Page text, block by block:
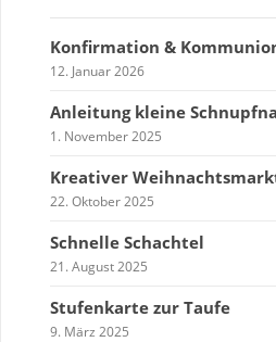
Konfirmation &
12. Januar 2026
Anleitung kleine
1. November 2025
Kreativer
22. Oktober 2025
Schnelle Schachtel
21. August 2025
Stufenkarte zur Taufe
9. März 2025